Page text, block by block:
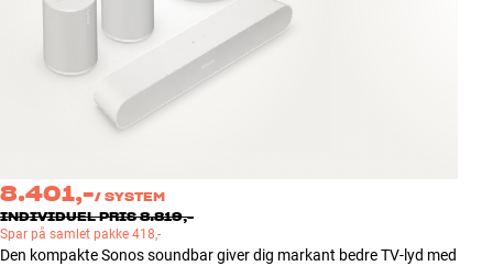
INSPIRATION
MÆRKER
NYHEDER
TILBUD
8.401,-/ SYSTEM
INDIVIDUEL PRIS 8.819,-
Spar på samlet pakke 418,-
Den kompakte Sonos soundbar giver dig markant bedre TV-lyd med